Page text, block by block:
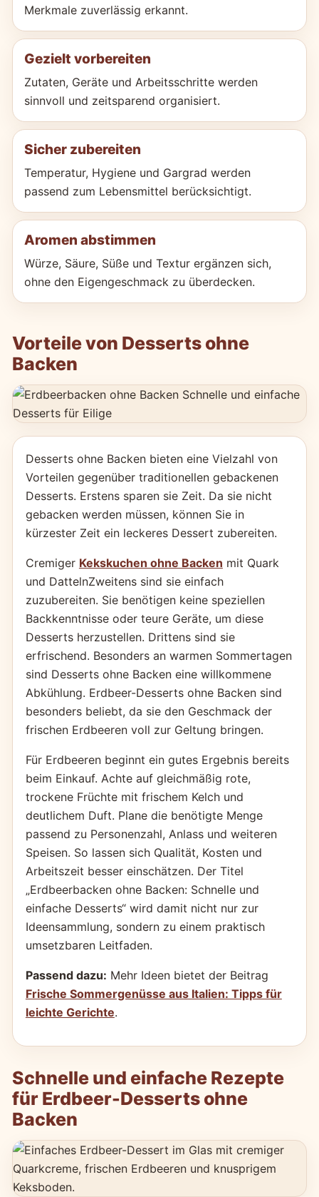
Merkmale zuverlässig erkannt.
Gezielt vorbereiten
Zutaten, Geräte und Arbeitsschritte werden
sinnvoll und zeitsparend organisiert.
Sicher zubereiten
Temperatur, Hygiene und Gargrad werden
passend zum Lebensmittel berücksichtigt.
Aromen abstimmen
Würze, Säure, Süße und Textur ergänzen sich,
ohne den Eigengeschmack zu überdecken.
Vorteile von Desserts ohne
Backen
Desserts ohne Backen bieten eine Vielzahl von
Vorteilen gegenüber traditionellen gebackenen
Desserts. Erstens sparen sie Zeit. Da sie nicht
gebacken werden müssen, können Sie in
kürzester Zeit ein leckeres Dessert zubereiten.
Cremiger Kekskuchen ohne Backen mit Quark
und DattelnZweitens sind sie einfach
zuzubereiten. Sie benötigen keine speziellen
Backkenntnisse oder teure Geräte, um diese
Desserts herzustellen. Drittens sind sie
erfrischend. Besonders an warmen Sommertagen
sind Desserts ohne Backen eine willkommene
Abkühlung. Erdbeer-Desserts ohne Backen sind
besonders beliebt, da sie den Geschmack der
frischen Erdbeeren voll zur Geltung bringen.
Für Erdbeeren beginnt ein gutes Ergebnis bereits
beim Einkauf. Achte auf gleichmäßig rote,
trockene Früchte mit frischem Kelch und
deutlichem Duft. Plane die benötigte Menge
passend zu Personenzahl, Anlass und weiteren
Speisen. So lassen sich Qualität, Kosten und
Arbeitszeit besser einschätzen. Der Titel
„Erdbeerbacken ohne Backen: Schnelle und
einfache Desserts“ wird damit nicht nur zur
Ideensammlung, sondern zu einem praktisch
umsetzbaren Leitfaden.
Passend dazu: Mehr Ideen bietet der Beitrag
Frische Sommergenüsse aus Italien: Tipps für
leichte Gerichte.
Schnelle und einfache Rezepte
für Erdbeer-Desserts ohne
Backen